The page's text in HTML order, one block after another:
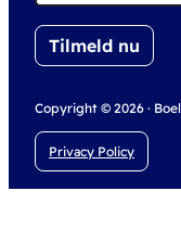
Copyright © 2026 ·
Privacy Policy